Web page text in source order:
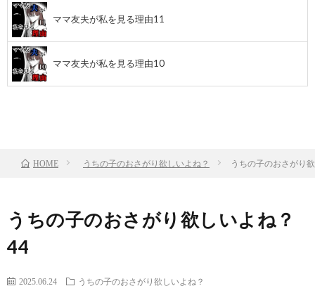
ママ友夫が私を見る理由11
ママ友夫が私を見る理由10
HOME うちの子のおさがり欲しいよね？ うちの子のおさがり
うちの子のおさがり欲しいよね？
44
2025.06.24
うちの子のおさがり欲しいよね？